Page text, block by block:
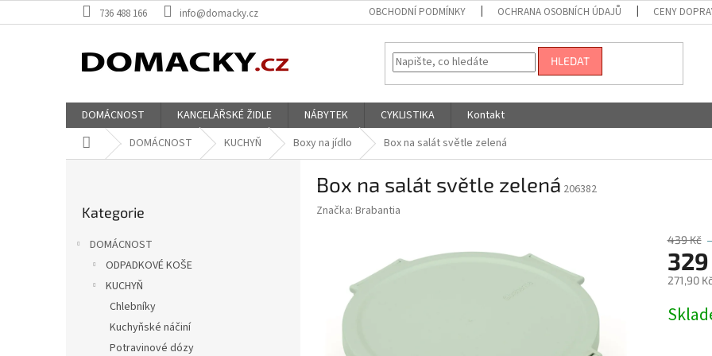
na
736 488 166 info@domacky.cz OBCHODNÍ PODMÍNKY OCHRANA OSOBNÍCH ÚDAJŮ CENY
HLEDAT
DOMÁCNOST KANCELÁŘSKÉ ŽIDLE NÁBYTEK CYKLISTIKA
Kontakt
Domů DOMÁCNOST KUCHYŇ Boxy na jídlo Box na salát světle zelená
kategorie
Kategorie
DOMÁCNOST
ODPADKOVÉ KOŠE
KUCHYŇ
Chlebníky
Kuchyňské náčiní
Potravinové dózy
Box na salát světle zelená 206382
Značka: Brabantia
439 Kč
271,90
cena: